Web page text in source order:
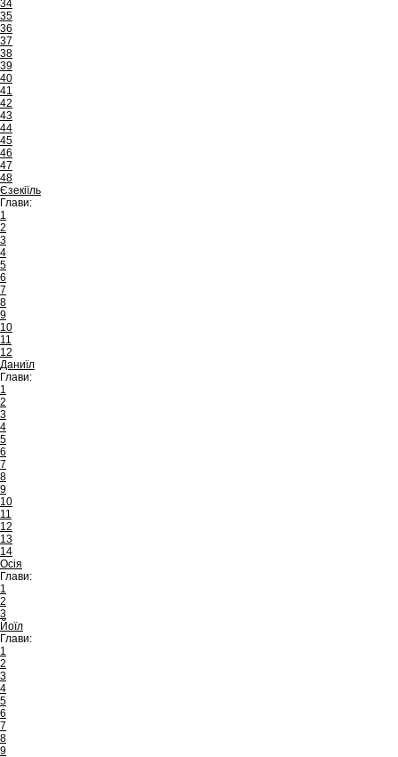
34
35
36
37
38
39
40
41
42
43
44
45
46
47
48
Єзекіїль
Глави:
1
2
3
4
5
6
7
8
9
10
11
12
Даниїл
Глави:
1
2
3
4
5
6
7
8
9
10
11
12
13
14
Осія
Глави:
1
2
3
Йоїл
Глави:
1
2
3
4
5
6
7
8
9